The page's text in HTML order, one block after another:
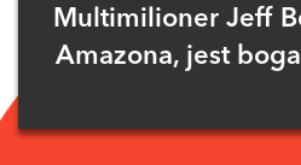
Multimilioner Jeff
Amazona, jest